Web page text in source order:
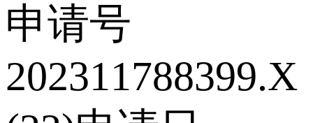
申请号
202311788399.X